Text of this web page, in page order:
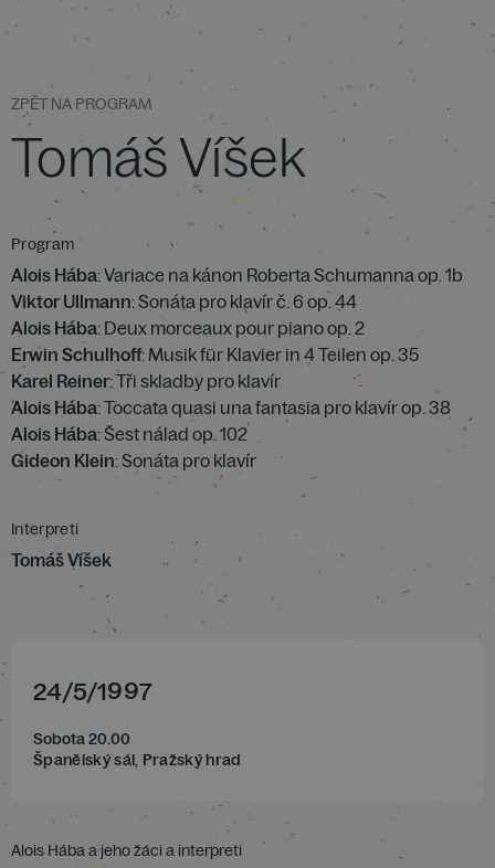
ZPĚT NA PROGRAM
Tomáš Víšek
Program
Alois Hába: Variace na kánon Roberta Schumanna op. 1b
Viktor Ullmann: Sonáta pro klavír č. 6 op. 44
Alois Hába: Deux morceaux pour piano op. 2
Erwin Schulhoff: Musik für Klavier in 4 Teilen op. 35
Karel Reiner: Tři skladby pro klavír
Alois Hába: Toccata quasi una fantasia pro klavír op. 38
Alois Hába: Šest nálad op. 102
Gideon Klein: Sonáta pro klavír
Interpreti
Tomáš Víšek
24/5/1997
Sobota 20.00
Španělský sál, Pražský hrad
Alois Hába a jeho žáci a interpreti